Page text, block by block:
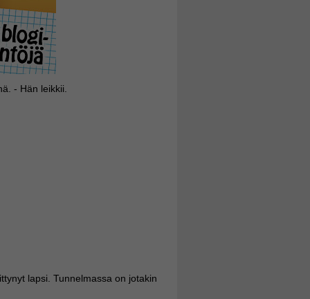
- Hän leikkii.
lapsi. Tunnelmassa on jotakin